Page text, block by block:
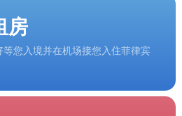
房
您入境并在机场接您入住菲律宾